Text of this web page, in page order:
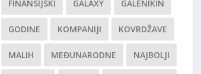
FINANSIJSKI GALAXY GALENIKIN
GODINE KOMPANIJI KOVRDŽAVE
MALIH MEĐUNARODNE NAJBOLJI